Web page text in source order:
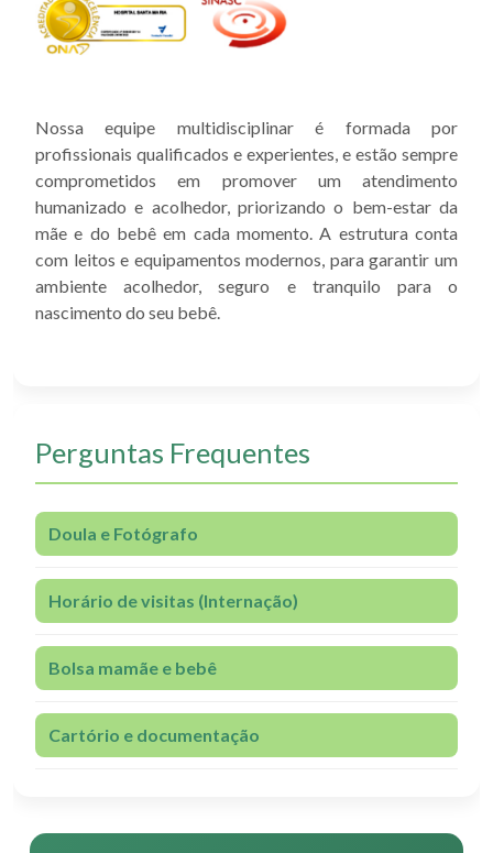
Nossa equipe multidisciplinar é formada por
profissionais qualificados e experientes, e estão sempre
comprometidos em promover um atendimento
humanizado e acolhedor, priorizando o bem-estar da
mãe e do bebê em cada momento. A estrutura conta
com leitos e equipamentos modernos, para garantir um
ambiente acolhedor, seguro e tranquilo para o
nascimento do seu bebê.
Perguntas Frequentes
Doula e Fotógrafo
Horário de visitas (Internação)
Bolsa mamãe e bebê
Cartório e documentação